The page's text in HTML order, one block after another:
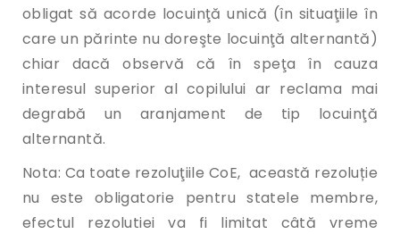
obligat să acorde locuinţă unică (în situaţiile în
care un părinte nu doreşte locuinţă alternantă)
chiar dacă observă că în speţa în cauza
interesul superior al copilului ar reclama mai
degrabă un aranjament de tip locuinţă
alternantă.
Nota: Ca toate rezoluţiile CoE, această rezoluție
nu este obligatorie pentru statele membre,
efectul rezolutiei va fi limitat câtă vreme